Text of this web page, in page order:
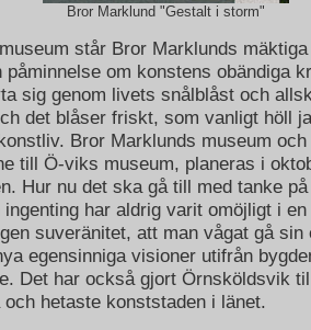
Bror Marklund "Gestalt i storm"
står Bror Marklunds
påminnelse om konstens obändiga
sig genom livets snålblåst och
det blåser friskt, som vanligt höll
Bror Marklunds museum
till Ö-viks museum, planeras i
Hur nu det ska gå till med tanke
ingenting har aldrig varit omöjligt i
suveränitet, att man vågat gå sin
egensinniga visioner utifrån
Det har också gjort Örnsköldsvik
hetaste konststaden i länet.